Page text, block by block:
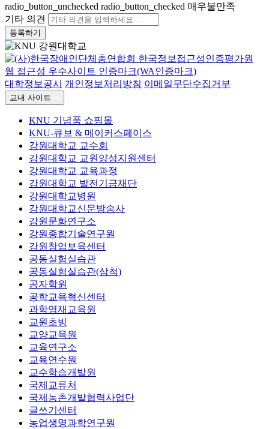
radio_button_unchecked radio_button_checked 매우불만족
기타 의견
등록하기
대학정보공시 개인정보처리방침 이메일무단수집거부
교내 사이트
KNU 기념품 쇼핑몰
KNU-큐브 & 메이커스페이스
강원대학교 교수회
강원대학교 교원양성지원센터
강원대학교 교육과정
강원대학교 발전기금재단
강원대학교병원
강원대학교신문방송사
강원문화연구소
강원종합기술연구원
강원창업보육센터
공동실험실습관
공동실험실습관(삼척)
공자학원
공학교육혁신센터
과학영재교육원
교원초빙
교양교육원
교육연구소
교육연수원
교수학습개발원
국제교류처
국제농촌개발협력사업단
글쓰기센터
농업생명과학연구원